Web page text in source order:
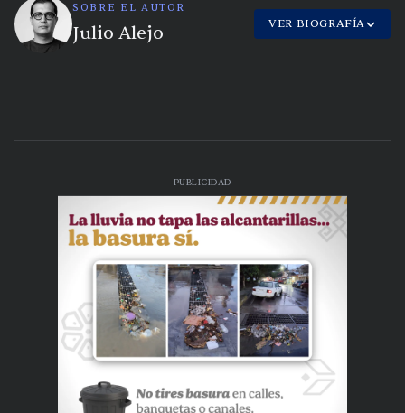
SOBRE EL AUTOR
Julio Alejo VER BIOGRAFÍA
PUBLICIDAD